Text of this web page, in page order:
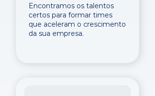
Encontramos os talentos
certos para formar times
que aceleram o crescimento
da sua empresa.